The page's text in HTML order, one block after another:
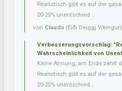
Realistisch gibt es auf der
20-25% unentschied...
von Claudo (Eiði Deiggj Víkingur)
Verbesserungsvorschlag:
Wahrscheinlichkeit von
Keine Ahnung, am Ende zählt
Realistisch gibt es auf der
20-25% unentschied...